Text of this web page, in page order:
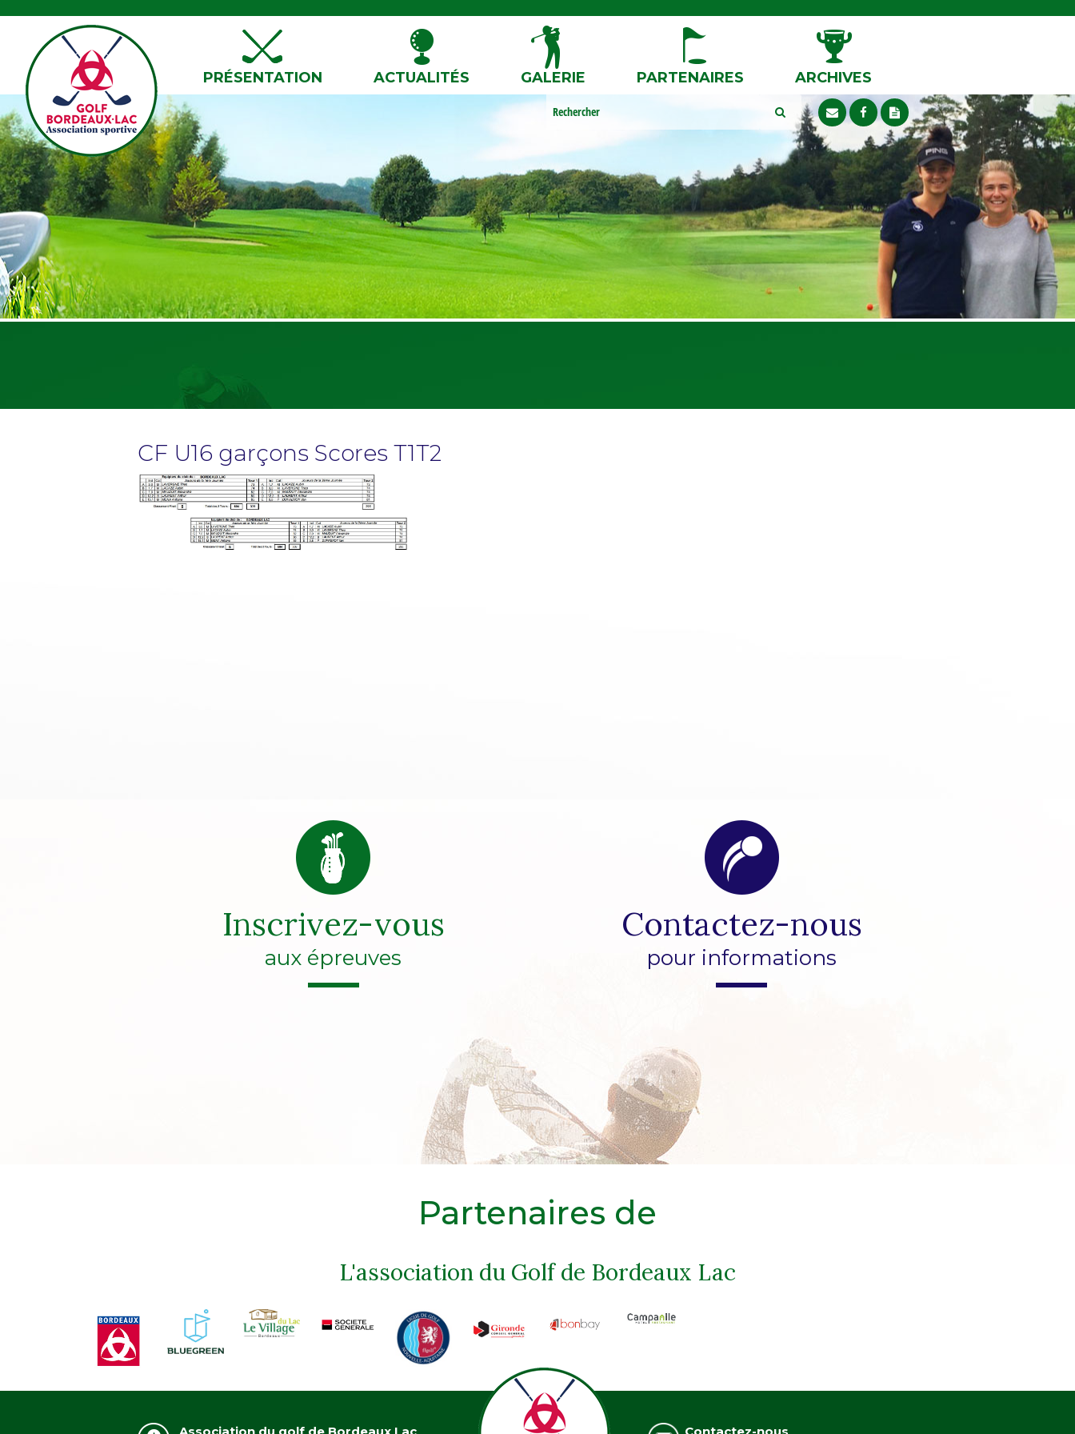
PRÉSENTATION ACTUALITÉS GALERIE PARTENAIRES ARCHIVES
CF U16 garçons Scores T1T2
Inscrivez-vous
aux épreuves
Contactez-nous
pour informations
Partenaires de
L'association du Golf de Bordeaux Lac